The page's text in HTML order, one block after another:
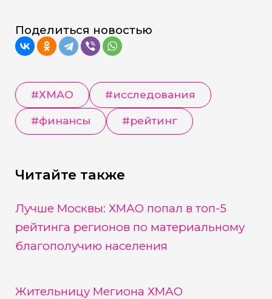
Поделиться новостью
#ХМАО #исследования
#финансы #рейтинг
Читайте также
Лучше Москвы: ХМАО попал в топ-5
рейтинга регионов по материальному
благополучию населения
Жительницу Мегиона ХМАО